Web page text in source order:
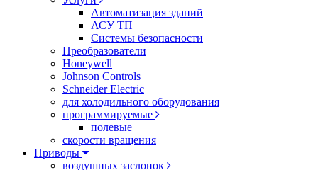
Автоматизация зданий
АСУ ТП
Системы безопасности
Преобразователи
Honeywell
Johnson Controls
Schneider Electric
для холодильного оборудования
программируемые
полевые
скорости вращения
Приводы
воздушных заслонок